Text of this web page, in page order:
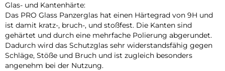
Glas- und Kantenhärte:
Das PRO Glass Panzerglas hat einen Härtegrad von 9H und
ist damit kratz-, bruch-, und stoßfest. Die Kanten sind
gehärtet und durch eine mehrfache Polierung abgerundet.
Dadurch wird das Schutzglas sehr widerstandsfähig gegen
Schläge, Stöße und Bruch und ist zugleich besonders
angenehm bei der Nutzung.